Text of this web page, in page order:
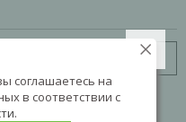
Узнать цену
соглашаетесь на
в соответствии с
.